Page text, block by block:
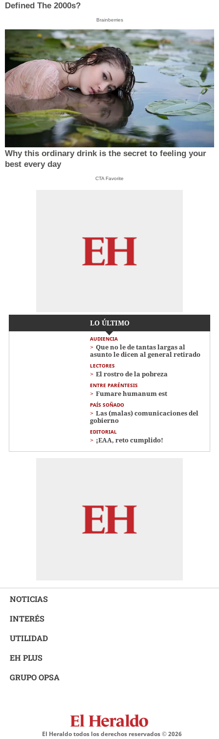
Defined The 2000s?
Brainberries
Why this ordinary drink is the secret to feeling your
best every day
CTA Favorite
LO ÚLTIMO
AUDIENCIA
Que no le de tantas largas al
asunto le dicen al general retirado
LECTORES
El rostro de la pobreza
ENTRE PARÉNTESIS
Fumare humanum est
PAÍS SOÑADO
Las (malas) comunicaciones del
gobierno
EDITORIAL
¡EAA, reto cumplido!
NOTICIAS
INTERÉS
UTILIDAD
EH PLUS
GRUPO OPSA
El Heraldo todos los derechos reservados ©2026